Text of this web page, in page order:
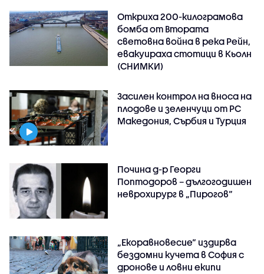
Откриха 200-килограмова
бомба от Втората
световна война в река Рейн,
евакуираха стотици в Кьолн
(СНИМКИ)
Засилен контрол на вноса на
плодове и зеленчуци от РС
Македония, Сърбия и Турция
Почина д-р Георги
Поптодоров – дългогодишен
неврохирург в „Пирогов“
„Екоравновесие“ издирва
бездомни кучета в София с
дронове и ловни екипи